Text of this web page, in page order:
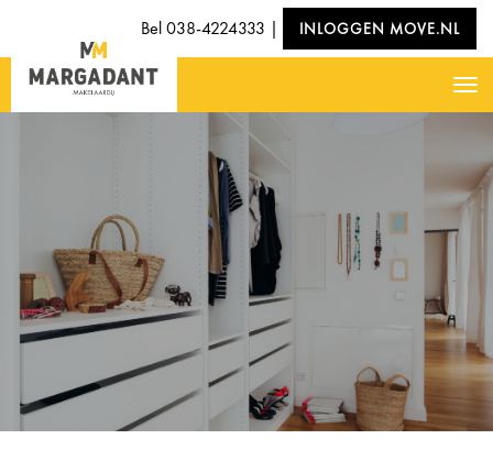
Bel038-4224333 | INLOGGEN MOVE.NL